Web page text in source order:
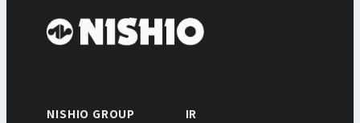
NISHIO GROUP IR